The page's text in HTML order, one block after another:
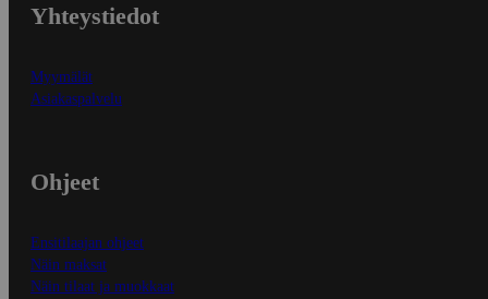
Yhteystiedot
Myymälät
Asiakaspalvelu
Ohjeet
Ensitilaajan ohjeet
Näin maksat
Näin tilaat ja muokkaat